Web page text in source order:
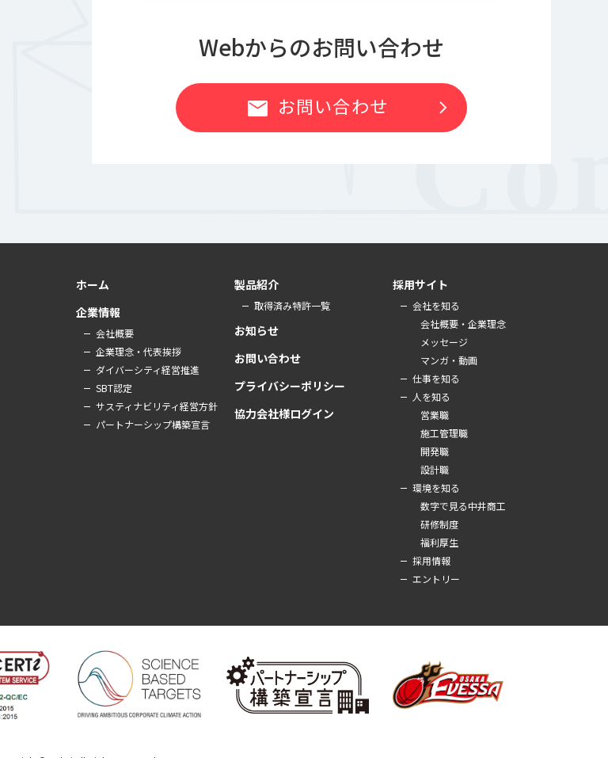
Webからのお問い合わせ
mail お問い合わせ chevron_right
ホーム
企業情報
会社概要
企業理念・代表挨拶
ダイバーシティ経営推進
SBT認定
サスティナビリティ経営方針
パートナーシップ構築宣言
製品紹介
取得済み特許一覧
お知らせ
お問い合わせ
プライバシーポリシー
協力会社様ログイン
採用サイト
会社を知る
会社概要・企業理念
メッセージ
マンガ・動画
仕事を知る
人を知る
営業職
施工管理職
開発職
設計職
環境を知る
数字で見る中井商工
研修制度
福利厚生
採用情報
エントリー